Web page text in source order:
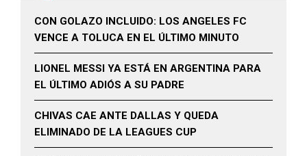
CON GOLAZO INCLUIDO: LOS ANGELES FC
VENCE A TOLUCA EN EL ÚLTIMO MINUTO
LIONEL MESSI YA ESTÁ EN ARGENTINA PARA
EL ÚLTIMO ADIÓS A SU PADRE
CHIVAS CAE ANTE DALLAS Y QUEDA
ELIMINADO DE LA LEAGUES CUP